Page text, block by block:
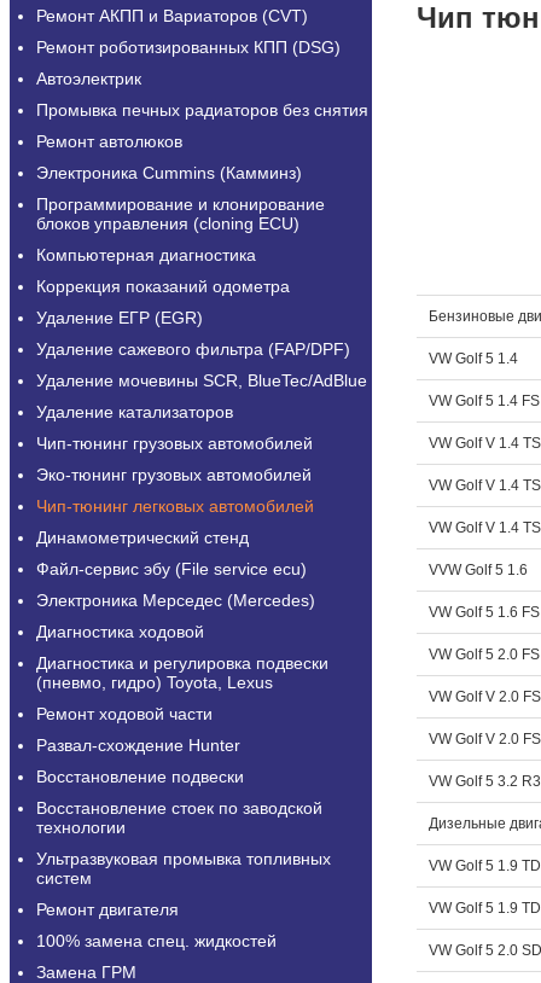
Ремонт АКПП и Вариаторов (CVT)
Ремонт роботизированных КПП (DSG)
Автоэлектрик
Промывка печных радиаторов без снятия
Ремонт автолюков
Электроника Cummins (Камминз)
Программирование и клонирование
блоков управления (cloning ECU)
Компьютерная диагностика
Коррекция показаний одометра
Удаление ЕГР (EGR)
Удаление сажевого фильтра (FAP/DPF)
Удаление мочевины SCR, BlueTec/AdBlue
Удаление катализаторов
Чип-тюнинг грузовых автомобилей
Эко-тюнинг грузовых автомобилей
Чип-тюнинг легковых автомобилей
Динамометрический стенд
Файл-сервис эбу (File service ecu)
Электроника Мерседес (Mercedes)
Диагностика ходовой
Диагностика и регулировка подвески
(пневмо, гидро) Toyota, Lexus
Ремонт ходовой части
Развал-схождение Hunter
Восстановление подвески
Восстановление стоек по заводской
технологии
Ультразвуковая промывка топливных
систем
Ремонт двигателя
100% замена спец. жидкостей
Замена ГРМ
Чип
Бензиновые
VW Golf 5 1.4
VW Golf 5 1.4
VW Golf V 1.4
VW Golf V 1.4
VW Golf V 1.4
VVW Golf 5 1.6
VW Golf 5 1.6
VW Golf 5 2.0
VW Golf V 2.0
VW Golf V 2.0
VW Golf 5 3.2
Дизельные
VW Golf 5 1.9
VW Golf 5 1.9
VW Golf 5 2.0